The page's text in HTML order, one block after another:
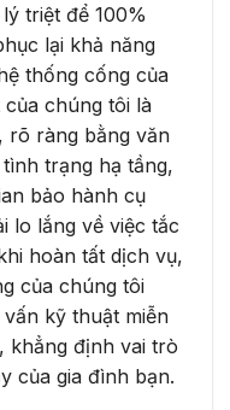
triệt để 100%
lại khả năng
thống cống của
chúng tôi là
rõ ràng bằng văn
trạng hạ tầng,
bảo hành cụ
lo lắng về việc tắc
hoàn tất dịch vụ,
của chúng tôi
kỹ thuật miễn
khẳng định vai trò
của gia đình bạn.